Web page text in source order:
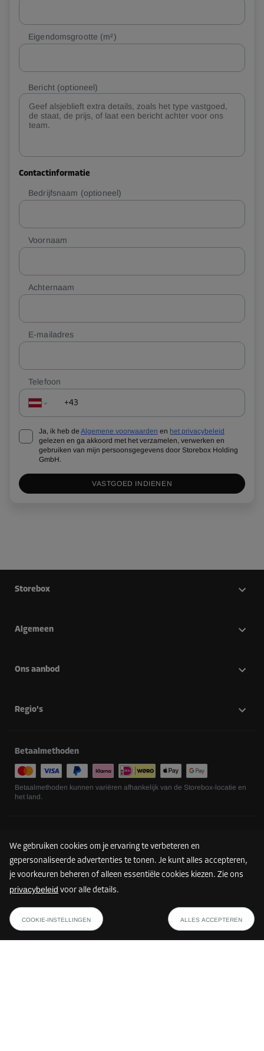
We gebruiken cookies om je ervaring te verbeteren en
gepersonaliseerde advertenties te tonen. Je kunt alles accepteren,
je voorkeuren beheren of alleen essentiële cookies kiezen. Zie ons
privacybeleid voor alle details.
COOKIE-INSTELLINGEN ALLES ACCEPTEREN
Eigendomsgrootte (m²)
Bericht (optioneel)
Contactinformatie
Bedrijfsnaam (optioneel)
Voornaam
Achternaam
E-mailadres
Telefoon
Ja, ik heb de Algemene voorwaarden en het privacybeleid
gelezen en ga akkoord met het verzamelen, verwerken en
gebruiken van mijn persoonsgegevens door Storebox Holding
GmbH.
VASTGOED INDIENEN
Storebox
Algemeen
Ons aanbod
Regio's
Betaalmethoden
Betaalmethoden kunnen variëren afhankelijk van de Storebox-locatie en
het land.